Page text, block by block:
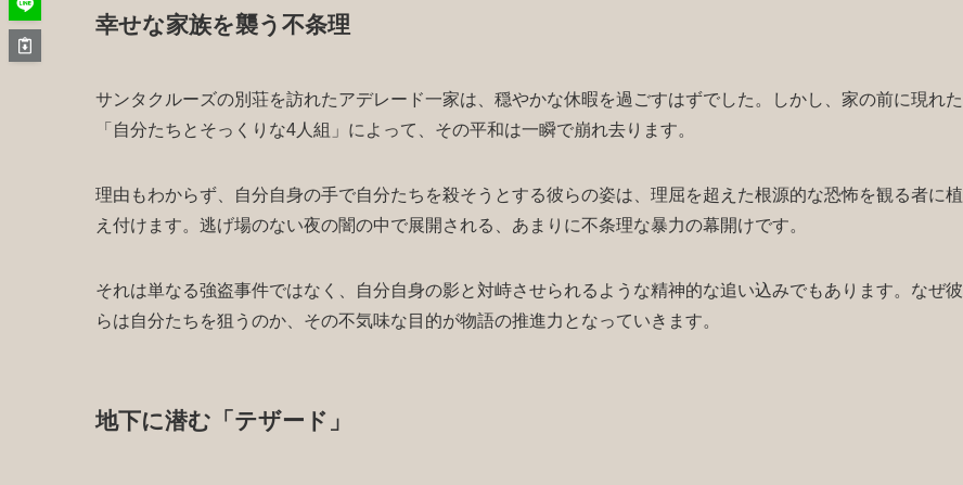
幸せな家族を襲う不条理
サンタクルーズの別荘を訪れたアデレード一家は、穏やかな休暇を過ごすはずでした。しかし、家の前に現れた
「自分たちとそっくりな4人組」によって、その平和は一瞬で崩れ去ります。
理由もわからず、自分自身の手で自分たちを殺そうとする彼らの姿は、理屈を超えた根源的な恐怖を観る者に植
え付けます。逃げ場のない夜の闇の中で展開される、あまりに不条理な暴力の幕開けです。
それは単なる強盗事件ではなく、自分自身の影と対峙させられるような精神的な追い込みでもあります。なぜ彼
らは自分たちを狙うのか、その不気味な目的が物語の推進力となっていきます。
地下に潜む「テザード」